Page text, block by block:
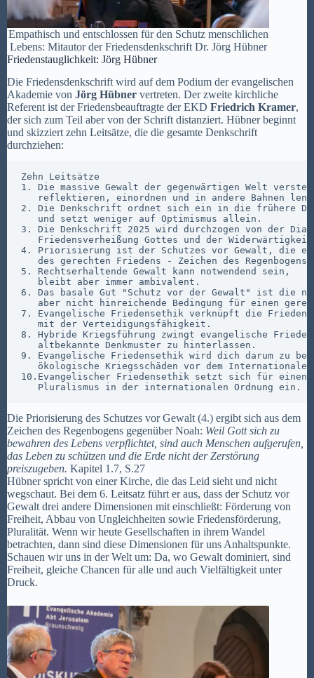
Empathisch und entschlossen für den Schutz menschlichen
Lebens: Mitautor der Friedensdenkschrift Dr. Jörg Hübner
Friedenstauglichkeit: Jörg Hübner
Die Friedensdenkschrift wird auf dem Podium der evangelischen
Akademie von Jörg Hübner vertreten. Der zweite kirchliche
Referent ist der Friedensbeauftragte der EKD Friedrich Kramer,
der sich zum Teil aber von der Schrift distanziert. Hübner beginnt
und skizziert zehn Leitsätze, die die gesamte Denkschrift
durchziehen:
Zehn Leitsätze
1. Die massive Gewalt der gegenwärtigen Welt
reflektieren, einordnen und in andere Bahnen
2. Die Denkschrift ordnet sich ein in die frühere
   und setzt weniger auf Optimismus allein.
3. Die Denkschrift 2025 wird durchzogen von der
Friedensverheißung Gottes und der
4. Priorisierung ist der Schutzes vor Gewalt, die
des gerechten Friedens - Zeichen des Regenbogens
5. Rechtserhaltende Gewalt kann notwendend sein,
   bleibt aber immer ambivalent.
6. Das basale Gut "Schutz vor der Gewalt" ist die
aber nicht hinreichende Bedingung für einen
7. Evangelische Friedensethik verknüpft die
   mit der Verteidigungsfähigkeit.
8. Hybride Kriegsführung zwingt evangelische
   altbekannte Denkmuster zu hinterlassen.
9. Evangelische Friedensethik wird dich darum zu
ökologische Kriegsschäden vor dem
10.Evangelischer Friedensethik setzt sich für
   Pluralismus in der internationalen Ordnung ein.
Die Priorisierung des Schutzes vor Gewalt (4.) ergibt sich aus dem
Zeichen des Regenbogens gegenüber Noah: Weil Gott sich zu
bewahren des Lebens verpflichtet, sind auch Menschen aufgerufen,
das Leben zu schützen und die Erde nicht der Zerstörung
preiszugeben. Kapitel 1.7, S.27
Hübner spricht von einer Kirche, die das Leid sieht und nicht
wegschaut. Bei dem 6. Leitsatz führt er aus, dass der Schutz vor
Gewalt drei andere Dimensionen mit einschließt: Förderung von
Freiheit, Abbau von Ungleichheiten sowie Friedensförderung,
Pluralität. Wenn wir heute Gesellschaften in ihrem Wandel
betrachten, dann sind diese Dimensionen für uns Anhaltspunkte.
Schauen wir uns in der Welt um: Da, wo Gewalt dominiert, sind
Freiheit, gleiche Chancen für alle und auch Vielfältigkeit unter
Druck.